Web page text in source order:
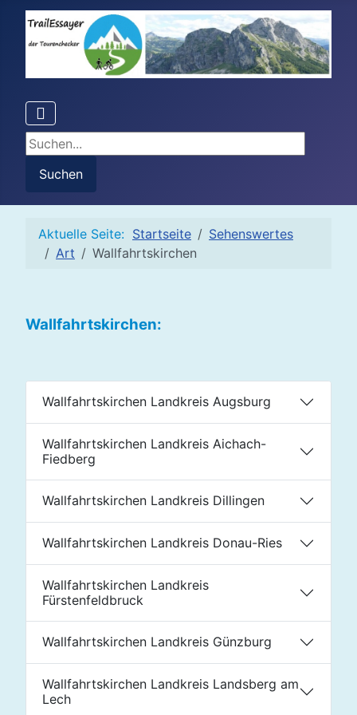
Suchen...
Suchen
Aktuelle Seite: Startseite
Sehenswertes
Art
Wallfahrtskirchen
Wallfahrtskirchen:
Wallfahrtskirchen Landkreis Augsburg
Wallfahrtskirchen Landkreis Aichach-
Fiedberg
Wallfahrtskirchen Landkreis Dillingen
Wallfahrtskirchen Landkreis Donau-Ries
Wallfahrtskirchen Landkreis
Fürstenfeldbruck
Wallfahrtskirchen Landkreis Günzburg
Wallfahrtskirchen Landkreis Landsberg am
Lech